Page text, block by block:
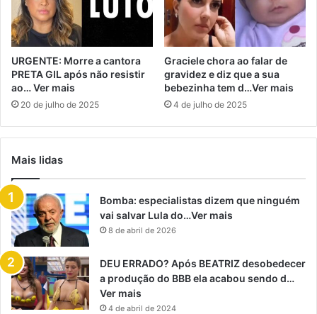
URGENTE: Morre a cantora
PRETA GIL após não resistir
ao… Ver mais
20 de julho de 2025
Graciele chora ao falar de
gravidez e diz que a sua
bebezinha tem d…Ver mais
4 de julho de 2025
Mais lidas
Bomba: especialistas dizem que ninguém
vai salvar Lula do…Ver mais
8 de abril de 2026
DEU ERRADO? Após BEATRIZ desobedecer
a produção do BBB ela acabou sendo d…
Ver mais
4 de abril de 2024